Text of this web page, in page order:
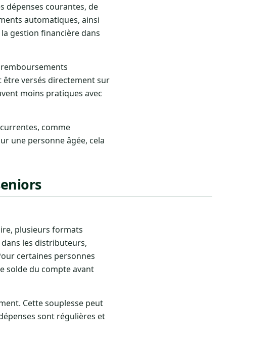
dépenses courantes, de
automatiques, ainsi
gestion financière dans
être versés directement sur
moins pratiques avec
comme
une personne âgée, cela
plusieurs formats
les distributeurs,
certaines personnes
solde du compte avant
Cette souplesse peut
sont régulières et